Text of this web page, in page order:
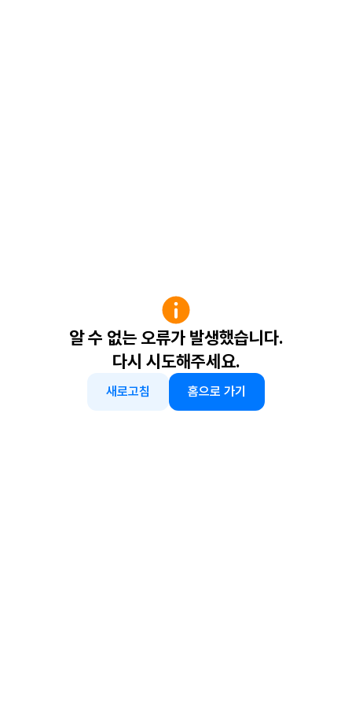
알 수 없는 오류가 발생했습니다.
다시 시도해주세요.
새로고침 홈으로 가기